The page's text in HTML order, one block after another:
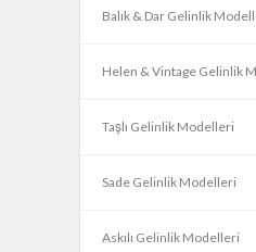
Balık & Dar Gelinlik
Helen & Vintage Gelinlik
Taşlı Gelinlik Modelleri
Sade Gelinlik Modelleri
Askılı Gelinlik Modelleri